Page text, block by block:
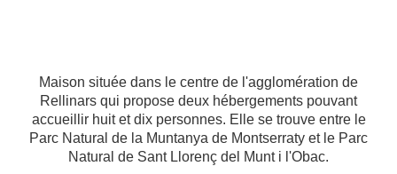
Maison située dans le centre de l'agglomération de
Rellinars qui propose deux hébergements pouvant
accueillir huit et dix personnes. Elle se trouve entre le
Parc Natural de la Muntanya de Montserraty et le Parc
Natural de Sant Llorenç del Munt i l'Obac.